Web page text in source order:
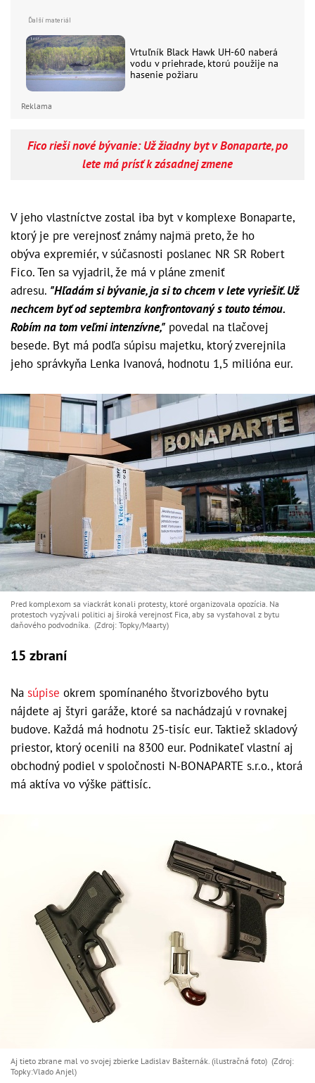
Vrtuľník Black Hawk UH-60 naberá
vodu v priehrade, ktorú použije na
hasenie požiaru
Reklama
Fico rieši nové bývanie: Už žiadny byt v Bonaparte, po
lete má prísť k zásadnej zmene
V jeho vlastníctve zostal iba byt v komplexe Bonaparte,
ktorý je pre verejnosť známy najmä preto, že ho
obýva expremiér, v súčasnosti poslanec NR SR Robert
Fico. Ten sa vyjadril, že má v pláne zmeniť
adresu. "Hľadám si bývanie, ja si to chcem v lete vyriešiť. Už
nechcem byť od septembra konfrontovaný s touto témou.
Robím na tom veľmi intenzívne," povedal na tlačovej
besede. Byt má podľa súpisu majetku, ktorý zverejnila
jeho správkyňa Lenka Ivanová, hodnotu 1,5 milióna eur.
Pred komplexom sa viackrát konali protesty, ktoré organizovala opozícia. Na
protestoch vyzývali politici aj široká verejnosť Fica, aby sa vysťahoval z bytu
daňového podvodníka. (Zdroj: Topky/Maarty)
15 zbraní
Na súpise okrem spomínaného štvorizbového bytu
nájdete aj štyri garáže, ktoré sa nachádzajú v rovnakej
budove. Každá má hodnotu 25-tisíc eur. Taktiež skladový
priestor, ktorý ocenili na 8300 eur. Podnikateľ vlastní aj
obchodný podiel v spoločnosti N-BONAPARTE s.r.o., ktorá
má aktíva vo výške päťtisíc.
Aj tieto zbrane mal vo svojej zbierke Ladislav Bašternák. (ilustračná foto) (Zdroj:
Topky:Vlado Anjel)